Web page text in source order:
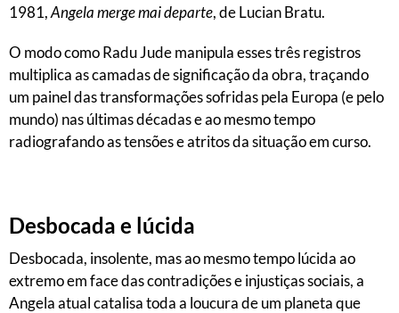
1981,Angela merge mai departe, de Lucian Bratu.
O modo como Radu Jude manipula esses três registros
multiplica as camadas de significação da obra, traçando
um painel das transformações sofridas pela Europa (e pelo
mundo) nas últimas décadas e ao mesmo tempo
radiografando as tensões e atritos da situação em curso.
Desbocada e lúcida
Desbocada, insolente, mas ao mesmo tempo lúcida ao
extremo em face das contradições e injustiças sociais, a
Angela atual catalisa toda a loucura de um planeta que